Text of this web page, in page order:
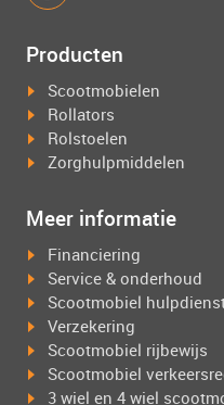
Producten
Scootmobielen
Rollators
Rolstoelen
Zorghulpmiddelen
Meer informatie
Financiering
Service & onderhoud
Scootmobiel
Verzekering
Scootmobiel rijbewijs
Scootmobiel
3 wiel en 4 wiel